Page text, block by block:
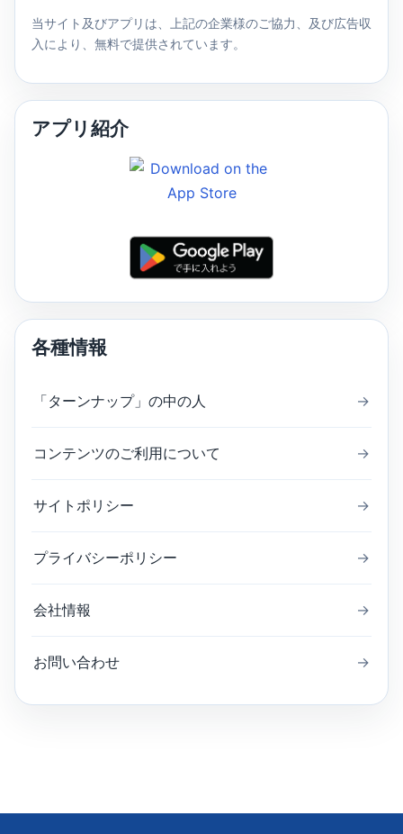
当サイト及びアプリは、上記の企業様のご協力、及び広告収
入により、無料で提供されています。
アプリ紹介
各種情報
「ターンナップ」の中の人 →
コンテンツのご利用について →
サイトポリシー →
プライバシーポリシー →
会社情報 →
お問い合わせ →